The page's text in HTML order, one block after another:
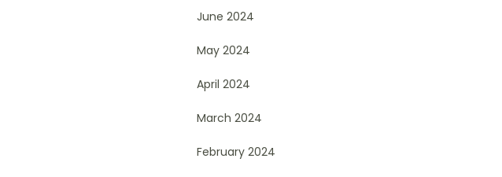
June 2024
May 2024
April 2024
March 2024
February 2024